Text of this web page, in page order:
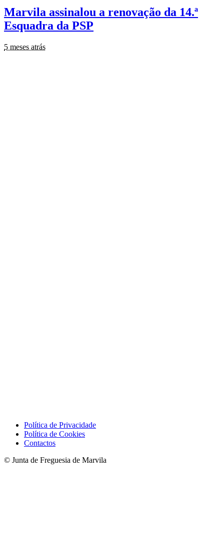
Marvila assinalou a renovação da 14.ª
Esquadra da PSP
5 meses atrás
Política de Privacidade
Política de Cookies
Contactos
© Junta de Freguesia de Marvila